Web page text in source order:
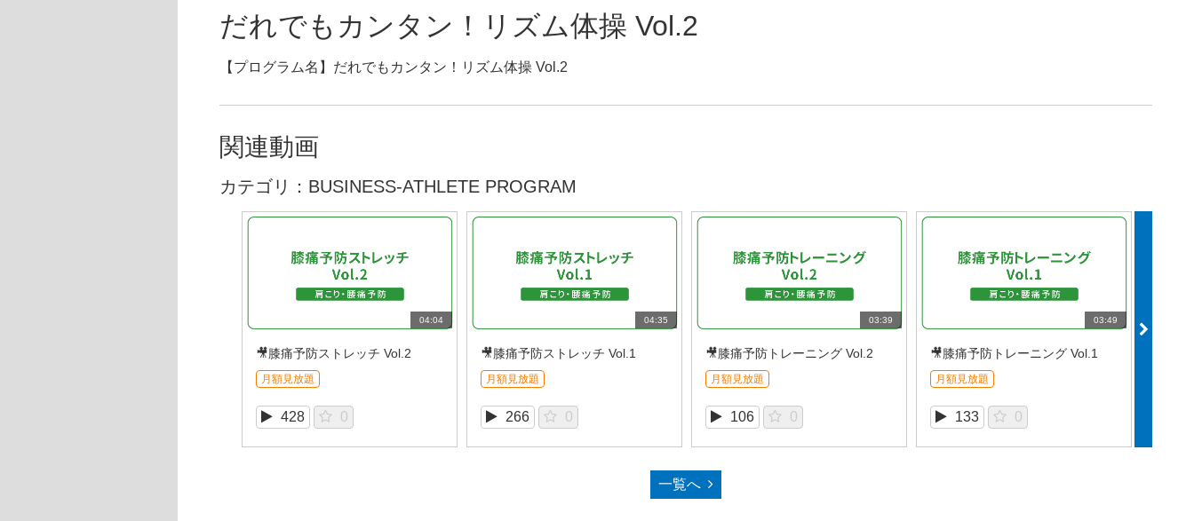
だれでもカンタン！リズム体操 Vol.2
【プログラム名】だれでもカンタン！リズム体操 Vol.2
関連動画
カテゴリ：BUSINESS-ATHLETE PROGRAM
04:04
🎥膝痛予防ストレッチ Vol.2
月額見放題
428 0
04:35
🎥膝痛予防ストレッチ Vol.1
月額見放題
266 0
03:39
🎥膝痛予防トレーニング Vol.2
月額見放題
106 0
03:49
🎥膝痛予防トレーニング Vol.1
月額見放題
133 0
一覧へ